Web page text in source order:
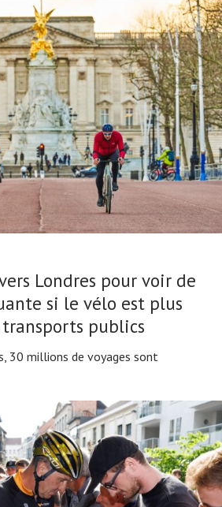
Londres pour voir de
si le vélo est plus
publics
30 millions de voyages sont